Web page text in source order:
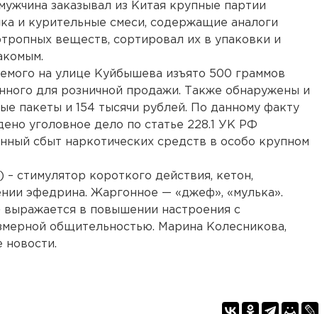
заказывал из Китая крупные партии
и курительные смеси, содержащие аналоги
веществ, сортировал их в упаковки и
на улице Куйбышева изъято 500 граммов
для розничной продажи. Также обнаружены и
пакеты и 154 тысячи рублей. По данному факту
уголовное дело по статье 228.1 УК РФ
сбыт наркотических средств в особо крупном
стимулятор короткого действия, кетон,
эфедрина. Жаргонное — «джеф», «мулька».
выражается в повышении настроения с
общительностью. Марина Колесникова,
новости.